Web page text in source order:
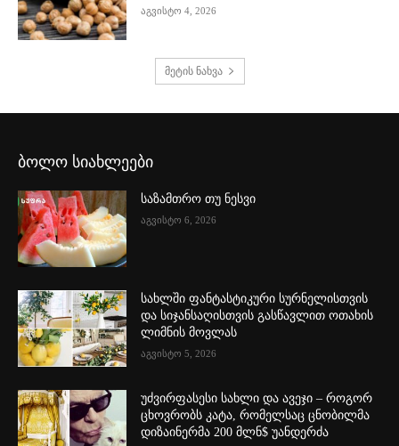
აგვისტო 4, 2026
მეტის ნახვა
ბოლო სიახლეები
საზამთრო თუ ნესვი
აგვისტო 6, 2026
სახლში ფანტასტიკური სურნელისთვის
და სიჯანსაღისთვის გასწავლით ოთახის
ლიმნის მოვლას
აგვისტო 5, 2026
უძვირფასესი სახლი და ავეჯი – როგორ
ცხოვრობს კატა, რომელსაც ცნობილმა
დიზაინერმა 200 მლნ$ უანდერძა